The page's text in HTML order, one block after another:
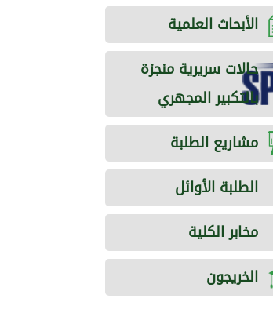
الأبحاث العلمية
حالات سريرية منجزة
بالتكبير المجهري
مشاريع الطلبة
الطلبة الأوائل
مخابر الكلية
الخريجون